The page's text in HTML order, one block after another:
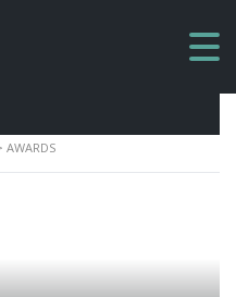
AWARDS